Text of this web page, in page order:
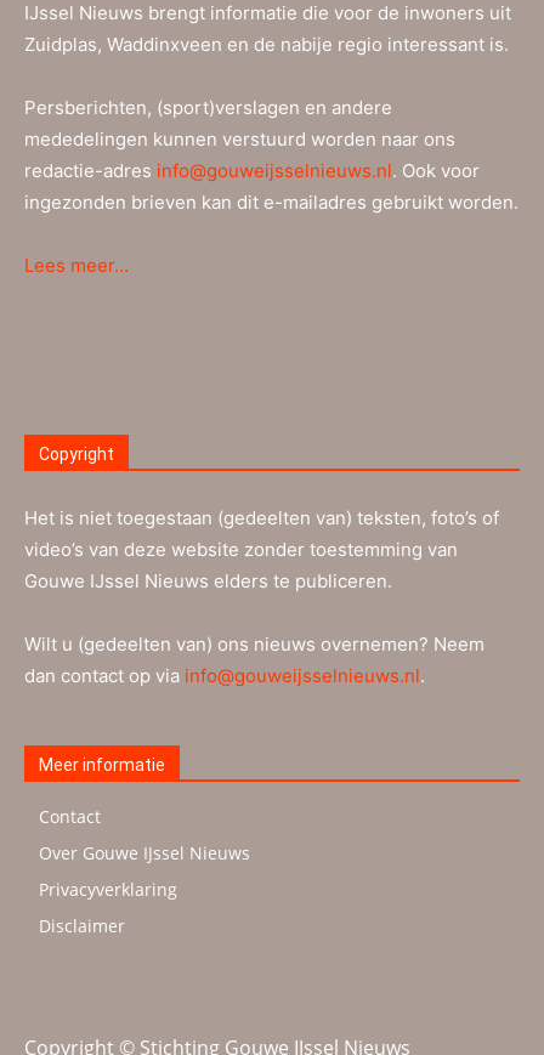
IJssel Nieuws brengt informatie die voor de inwoners uit
Zuidplas, Waddinxveen en de nabije regio interessant is.
Persberichten, (sport)verslagen en andere
mededelingen kunnen verstuurd worden naar ons
redactie-adres info@gouweijsselnieuws.nl. Ook voor
ingezonden brieven kan dit e-mailadres gebruikt worden.
Lees meer…
Copyright
Het is niet toegestaan (gedeelten van) teksten, foto’s of
video’s van deze website zonder toestemming van
Gouwe IJssel Nieuws elders te publiceren.
Wilt u (gedeelten van) ons nieuws overnemen? Neem
dan contact op via info@gouweijsselnieuws.nl.
Meer informatie
Contact
Over Gouwe IJssel Nieuws
Privacyverklaring
Disclaimer
Copyright © Stichting Gouwe IJssel Nieuws